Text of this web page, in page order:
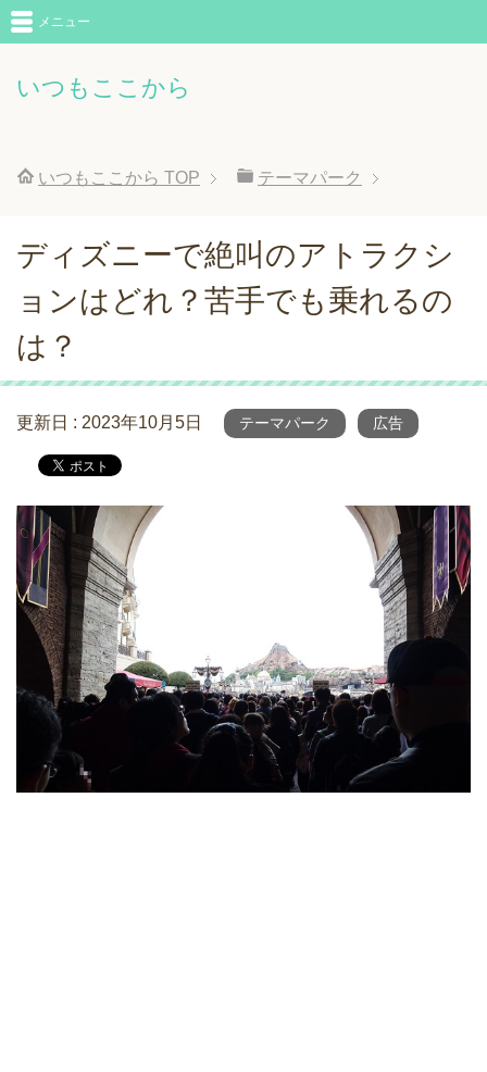
いつもここから
メニュー
いつもここから TOP テーマパーク
ディズニーで絶叫のアトラクシ
ョンはどれ？苦手でも乗れるの
は？
更新日 : 2023年10月5日 テーマパーク 広告